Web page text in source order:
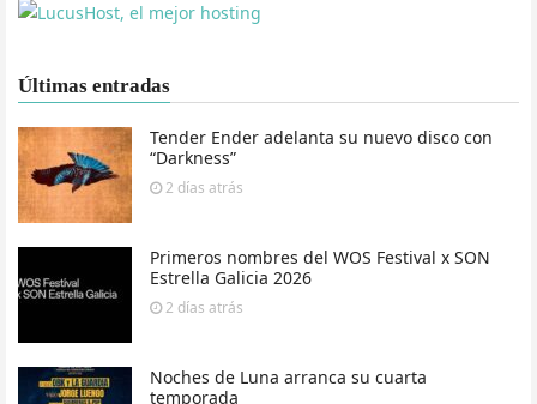
Últimas entradas
Tender Ender adelanta su nuevo disco con
“Darkness”
2 días atrás
Primeros nombres del WOS Festival x SON
Estrella Galicia 2026
2 días atrás
Noches de Luna arranca su cuarta
temporada